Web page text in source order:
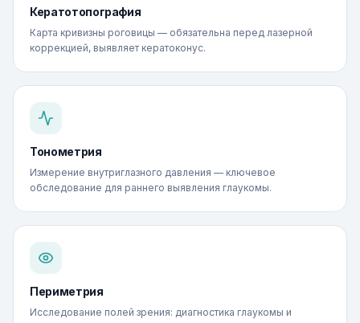
Кератотопография
Карта кривизны роговицы — обязательна перед лазерной
коррекцией, выявляет кератоконус.
Тонометрия
Измерение внутриглазного давления — ключевое
обследование для раннего выявления глаукомы.
Периметрия
Исследование полей зрения: диагностика глаукомы и